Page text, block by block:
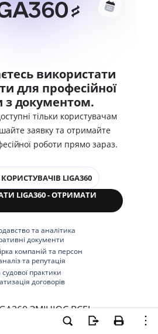
використати
для професійної
з документом.
тільки користувачам
заявку та отримайте
роботи прямо зараз.
LIGA360
LIGA360 - ОТРИМАТИ
та аналітика
документи
компаній та персон
та репутація
судової практики
договорів
ЗМІНЮЄ ВСЕ!